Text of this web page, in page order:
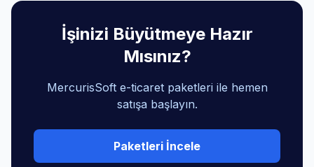
İşinizi Büyütmeye Hazır
Mısınız?
MercurisSoft e-ticaret paketleri ile hemen
satışa başlayın.
Paketleri İncele